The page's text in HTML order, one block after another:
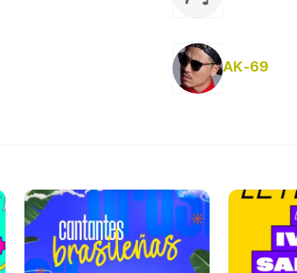
AK-69